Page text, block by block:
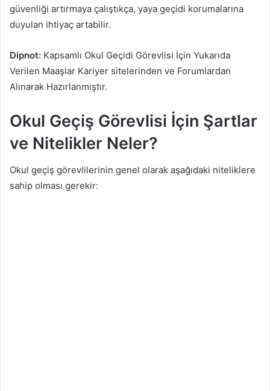
güvenliği artırmaya çalıştıkça, yaya geçidi korumalarına
duyulan ihtiyaç artabilir.
Dipnot: Kapsamlı Okul Geçidi Görevlisi İçin Yukarıda
Verilen Maaşlar Kariyer sitelerinden ve Forumlardan
Alınarak Hazırlanmıştır.
Okul Geçiş Görevlisi İçin Şartlar
ve Nitelikler Neler?
Okul geçiş görevlilerinin genel olarak aşağıdaki niteliklere
sahip olması gerekir: